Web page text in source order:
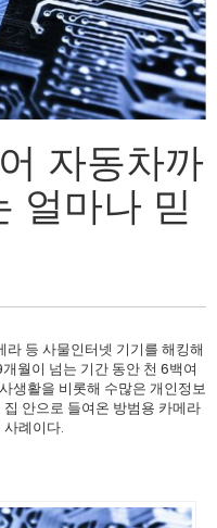
자동차까
얼마나 믿
라 등 사물인터넷 기기를 해킹해
월이 넘는 기간 동안 천 6백여
생활을 비롯해 수많은 개인정보
안으로 들여온 방범용 카메라
례이다.